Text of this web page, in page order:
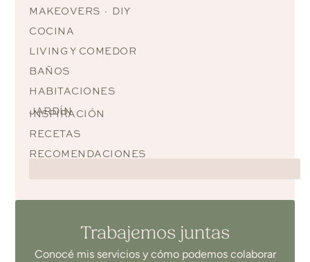
MAKEOVERS · DIY
COCINA
LIVING Y COMEDOR
BAÑOS
HABITACIONES
JARDÍN
INSPIRACIÓN
RECETAS
RECOMENDACIONES
Trabajemos juntas
Conocé mis servicios y cómo podemos colaborar